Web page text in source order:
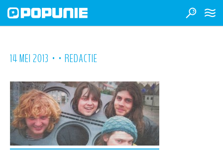
14 MEI 2013 • • REDACTIE